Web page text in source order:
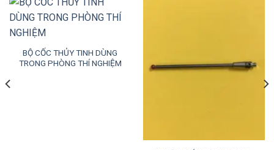
BỘ CỐC THỦY TINH DÙNG
TRONG PHÒNG THÍ NGHIỆM